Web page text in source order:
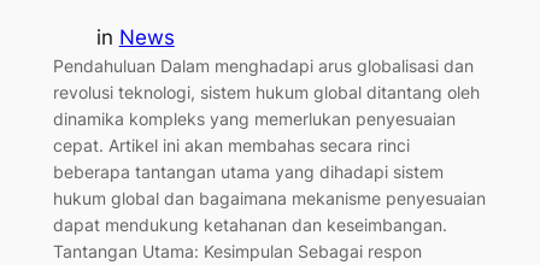
in News
Pendahuluan Dalam menghadapi arus globalisasi dan
revolusi teknologi, sistem hukum global ditantang oleh
dinamika kompleks yang memerlukan penyesuaian
cepat. Artikel ini akan membahas secara rinci
beberapa tantangan utama yang dihadapi sistem
hukum global dan bagaimana mekanisme penyesuaian
dapat mendukung ketahanan dan keseimbangan.
Tantangan Utama: Kesimpulan Sebagai respon